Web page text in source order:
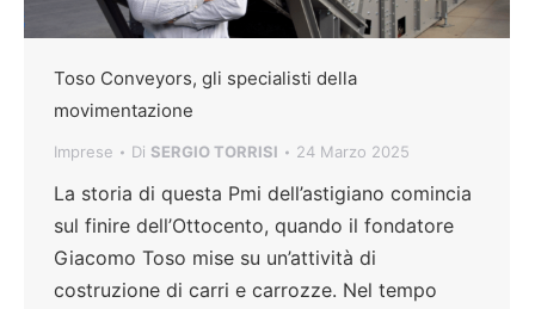
Toso Conveyors, gli specialisti della
movimentazione
Imprese Di SERGIO TORRISI 24 Marzo 2025
La storia di questa Pmi dell’astigiano comincia
sul finire dell’Ottocento, quando il fondatore
Giacomo Toso mise su un’attività di
costruzione di carri e carrozze. Nel tempo